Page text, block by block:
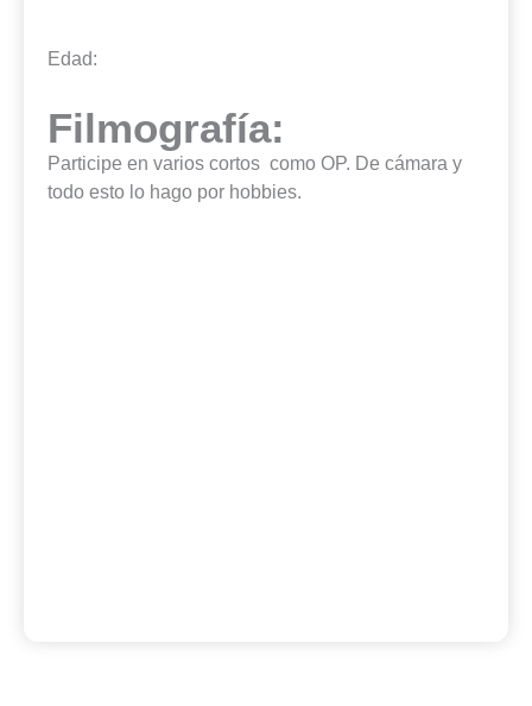
Edad:
Filmografía:
Participe en varios cortos como OP. De cámara y
todo esto lo hago por hobbies.